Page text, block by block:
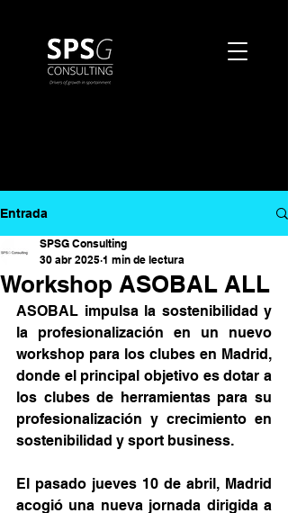
Entrada
Workshop ASOBAL ALL
SPSG Consulting
30 abr 2025 1 min de lectura
ASOBAL impulsa la sostenibilidad y
la profesionalización en un nuevo
workshop para los clubes en Madrid,
donde el principal objetivo es dotar a
los clubes de herramientas para su
profesionalización y crecimiento en
sostenibilidad y sport business.
El pasado jueves 10 de abril, Madrid
acogió una nueva jornada dirigida a